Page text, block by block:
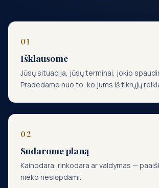
Išklausome
Jūsų situacija, jūsų terminai, jokio
Pradedame nuo to, ko jums iš tikrųjų
Sudarome planą
Kainodara, rinkodara ar valdymas —
nieko neslėpdami.